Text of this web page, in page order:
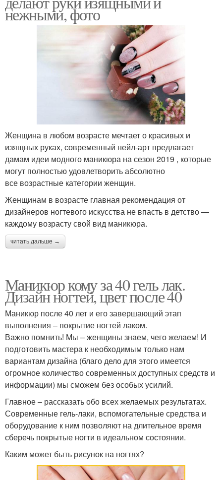
нежными, фото
Женщина в любом возрасте мечтает о красивых и
изящных руках, современный нейл-арт предлагает
дамам идеи модного маникюра на сезон 2019 , которые
могут полностью удовлетворить абсолютно
все возрастные категории женщин.
Женщинам в возрасте главная рекомендация от
дизайнеров ногтевого искусства не впасть в детство —
каждому возрасту свой вид маникюра.
читать дальше →
Маникюр кому за 40 гель лак.
Дизайн ногтей, цвет после 40
Маникюр после 40 лет и его завершающий этап
выполнения – покрытие ногтей лаком.
Важно помнить! Мы – женщины знаем, чего желаем! И
подготовить мастера к необходимым только нам
вариантам дизайна (благо дело для этого имеется
огромное количество современных доступных средств и
информации) мы сможем без особых усилий.
Главное – рассказать обо всех желаемых результатах.
Современные гель-лаки, вспомогательные средства и
оборудование к ним позволяют на длительное время
сберечь покрытые ногти в идеальном состоянии.
Каким может быть рисунок на ногтях?